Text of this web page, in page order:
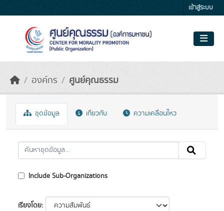
เข้าสู่ระบบ
องค์กร ศูนย์คุณธรรม
ชุดข้อมูล เกี่ยวกับ ความเคลื่อนไหว
Include Sub-Organizations
เรียงโดย